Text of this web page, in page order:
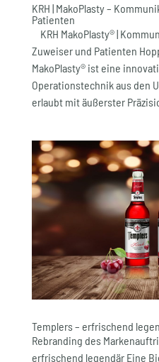
KRH | MakoPlasty –
Patienten
KRH MakoPlasty® |
Zuweiser und Patienten
MakoPlasty® ist eine
Operationstechnik aus den
erlaubt mit äußerster
Templers – erfrischend
Rebranding des
erfrischend legendär Eine